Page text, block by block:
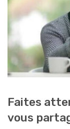
Faites
vous